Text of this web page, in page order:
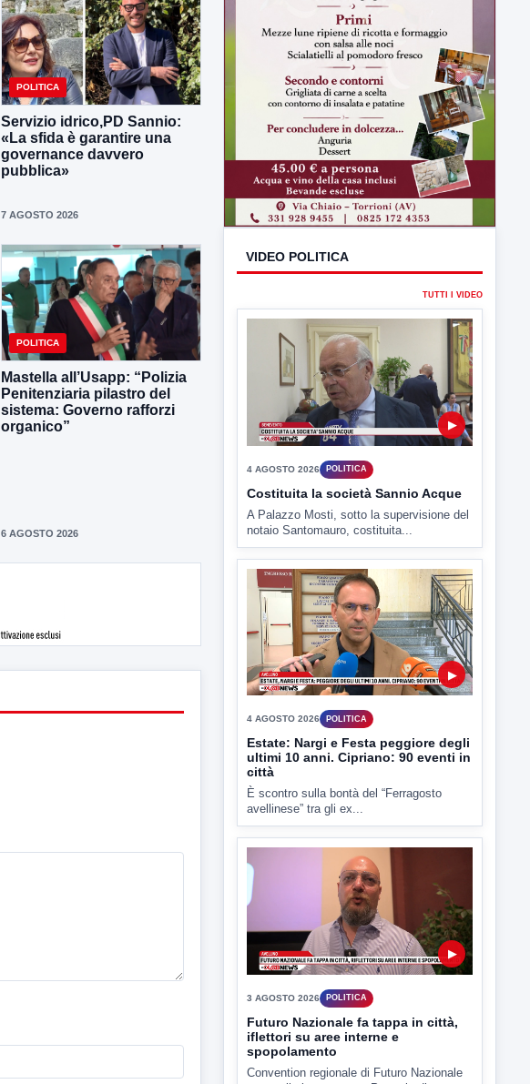
POLITICA
Servizio idrico,PD Sannio:
«La sfida è garantire una
governance davvero
pubblica»
7 AGOSTO 2026
POLITICA
Mastella all’Usapp: “Polizia
Penitenziaria pilastro del
sistema: Governo rafforzi
organico”
6 AGOSTO 2026
VIDEO POLITICA
4 AGOSTO 2026 POLITICA
Costituita la società Sannio Acque
A Palazzo Mosti, sotto la supervisione del
notaio Santomauro, costituita...
▶
4 AGOSTO 2026 POLITICA
Estate: Nargi e Festa peggiore degli
ultimi 10 anni. Cipriano: 90 eventi in
città
È scontro sulla bontà del “Ferragosto
avellinese” tra gli ex...
▶
3 AGOSTO 2026 POLITICA
Futuro Nazionale fa tappa in città,
iflettori su aree interne e
spopolamento
Convention regionale di Futuro Nazionale
presso il cinema-teatro Partenio di...